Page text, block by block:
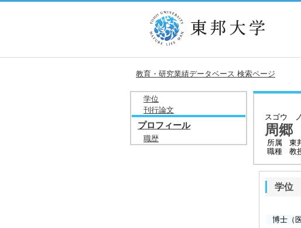
教育・研究業績データベース 検索ページ
学位
刊行論文
プロフィール
職歴
スゴウ
周
所属
東
職種
教
学位
博士（